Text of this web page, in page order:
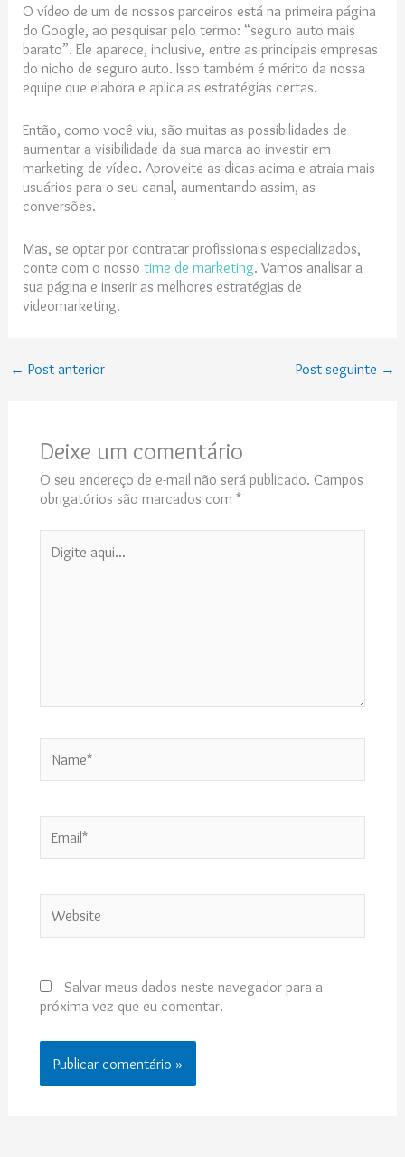
O vídeo de um de nossos parceiros está na primeira página
do Google, ao pesquisar pelo termo: “seguro auto mais
barato”. Ele aparece, inclusive, entre as principais empresas
do nicho de seguro auto. Isso também é mérito da nossa
equipe que elabora e aplica as estratégias certas.
Então, como você viu, são muitas as possibilidades de
aumentar a visibilidade da sua marca ao investir em
marketing de vídeo. Aproveite as dicas acima e atraia mais
usuários para o seu canal, aumentando assim, as
conversões.
Mas, se optar por contratar profissionais especializados,
conte com o nossotime de marketing. Vamos analisar a
sua página e inserir as melhores estratégias de
videomarketing.
← Post anterior Post seguinte →
Deixe um comentário
O seu endereço de e-mail não será publicado. Campos
obrigatórios são marcados com *
aqui...
Salvar meus dados neste navegador para a
próxima vez que eu comentar.